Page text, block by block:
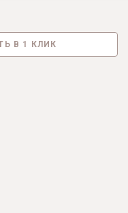
В 1 КЛИК